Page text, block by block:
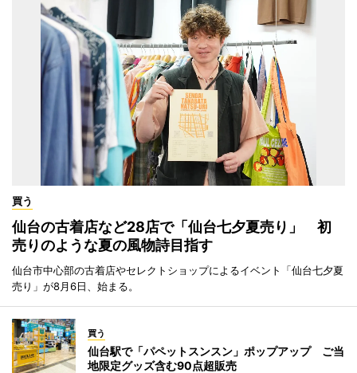
買う
仙台の古着店など28店で「仙台七夕夏売り」 初
売りのような夏の風物詩目指す
仙台市中心部の古着店やセレクトショップによるイベント「仙台七夕夏
売り」が8月6日、始まる。
買う
仙台駅で「パペットスンスン」ポップアップ ご当
地限定グッズ含む90点超販売